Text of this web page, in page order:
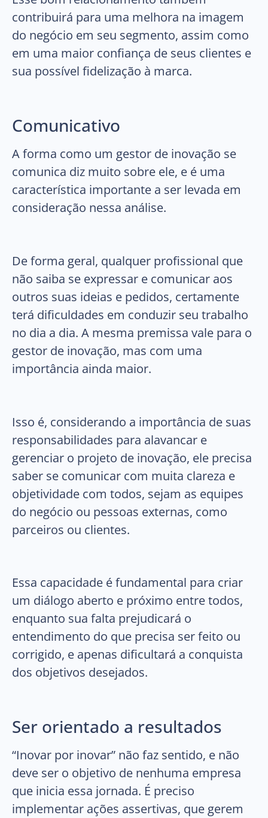
contribuirá para uma melhora na imagem
do negócio em seu segmento, assim como
em uma maior confiança de seus clientes e
sua possível fidelização à marca.
Comunicativo
A forma como um gestor de inovação se
comunica diz muito sobre ele, e é uma
característica importante a ser levada em
consideração nessa análise.
De forma geral, qualquer profissional que
não saiba se expressar e comunicar aos
outros suas ideias e pedidos, certamente
terá dificuldades em conduzir seu trabalho
no dia a dia. A mesma premissa vale para o
gestor de inovação, mas com uma
importância ainda maior.
Isso é, considerando a importância de suas
responsabilidades para alavancar e
gerenciar o projeto de inovação, ele precisa
saber se comunicar com muita clareza e
objetividade com todos, sejam as equipes
do negócio ou pessoas externas, como
parceiros ou clientes.
Essa capacidade é fundamental para criar
um diálogo aberto e próximo entre todos,
enquanto sua falta prejudicará o
entendimento do que precisa ser feito ou
corrigido, e apenas dificultará a conquista
dos objetivos desejados.
Ser orientado a resultados
“Inovar por inovar” não faz sentido, e não
deve ser o objetivo de nenhuma empresa
que inicia essa jornada. É preciso
implementar ações assertivas, que gerem